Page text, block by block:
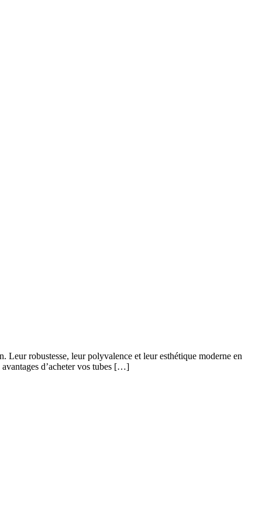
Leur robustesse, leur polyvalence et leur esthétique moderne en
d’acheter vos tubes […]